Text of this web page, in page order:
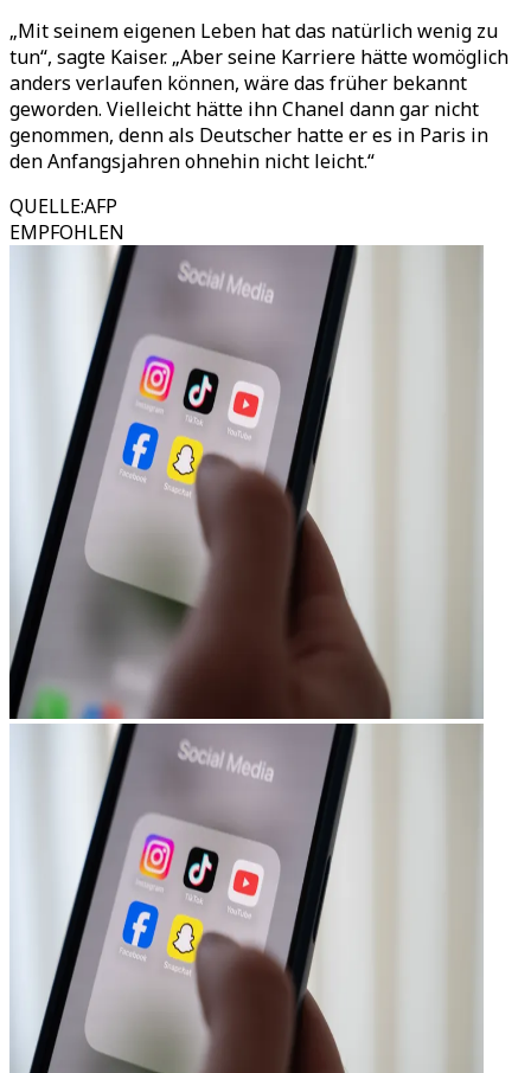
„Mit seinem eigenen Leben hat das natürlich wenig zu
tun“, sagte Kaiser. „Aber seine Karriere hätte womöglich
anders verlaufen können, wäre das früher bekannt
geworden. Vielleicht hätte ihn Chanel dann gar nicht
genommen, denn als Deutscher hatte er es in Paris in
den Anfangsjahren ohnehin nicht leicht.“
QUELLE:AFP
EMPFOHLEN